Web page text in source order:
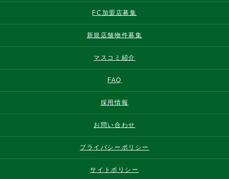
FC加盟店募集
新規店舗物件募集
マスコミ紹介
FAQ
採用情報
お問い合わせ
プライバシーポリシー
サイトポリシー